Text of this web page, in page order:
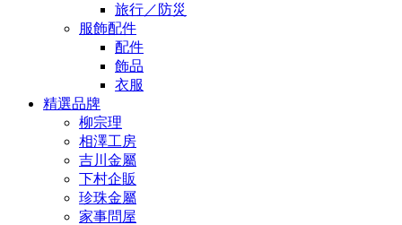
旅行／防災
服飾配件
配件
飾品
衣服
精選品牌
柳宗理
相澤工房
吉川金屬
下村企販
珍珠金屬
家事問屋